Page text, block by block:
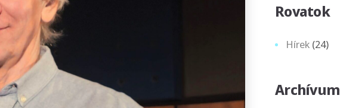
Rovatok
Hírek (24)
Archívum